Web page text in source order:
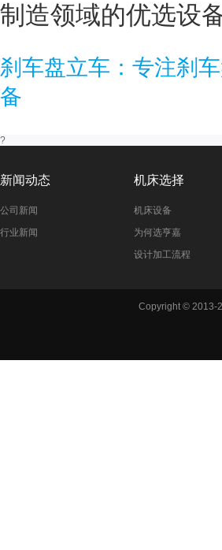
制造领域的优选设备
刹车盘立车：专注刹
备
?
新闻动态
公司新闻
行业新闻
机床选择
机床设备
为何选亨嘉
设计加工流程
Copyright © 2013-